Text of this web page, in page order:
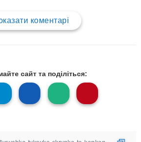
коментарі
сайт та поділіться: